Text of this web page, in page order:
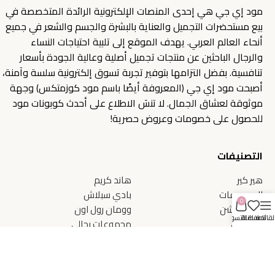
مود إي جي هي إحدى المنصات الإلكترونية الرائدة المتخصصة في
بيع مستحضرات التجميل والعناية بالبشرة والجسم والشعر في جميع
أنحاء العالم العربي. يهدف الموقع إلى تلبية احتياجات النساء
والرجال الباحثين عن منتجات تجميل أصلية وعالية الجودة بأسعار
تنافسية. بفضل التزامها بتوفير تجربة تسوق إلكترونية سلسة وآمنة،
أصبحت مود إي جي (المعروفة أيضًا باسم مود كوزمتكس) وجهة
موثوقة لعشاق الجمال. لا تنسَ الاطلاع على أحدث كوبونات مود
للحصول على خصومات وعروض حصرية!
التصنيفات
هير كير
المجموعات
بادي لوشن
شاورجيل
هاند كريم
بادي سبلاش
وومان رول اون
مجموعات رجالي
المفضلة
0
سلة التسوق